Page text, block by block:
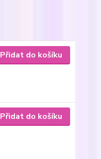
Přidat do košíku
Přidat do košíku